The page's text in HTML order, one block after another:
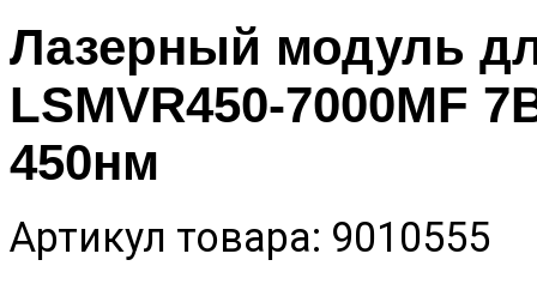
Лазерный модуль
LSMVR450-7000MF
450нм
Артикул товара: 9010555